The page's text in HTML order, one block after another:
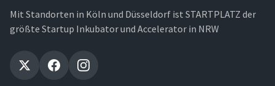
Mit Standorten in Köln und Düsseldorf ist STARTPLATZ der
größte Startup Inkubator und Accelerator in NRW